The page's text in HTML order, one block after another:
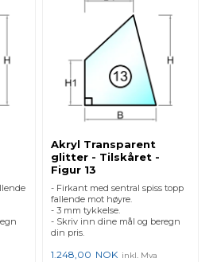
Akryl Transparent
glitter - Tilskåret -
Figur 13
- Firkant med sentral spiss topp
fallende mot høyre.
- 3 mm tykkelse.
- Skriv inn dine mål og beregn
din pris.
1.248,00 NOK inkl. Mva